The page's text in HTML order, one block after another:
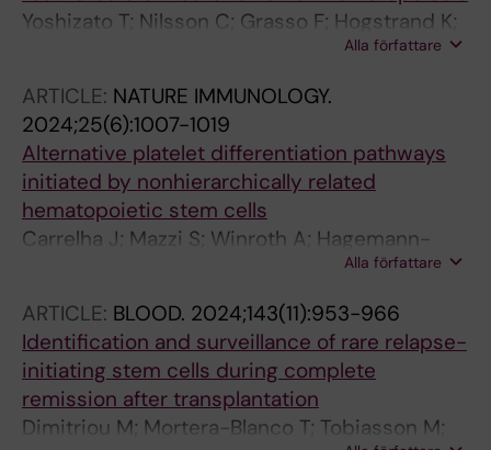
Yoshizato T; Nilsson C; Grasso F; Hogstrand K;
Mazzi S; Winroth A; Lehander M; Barbosa I;
Widfeldt MH; Aliouat A; Brennan MS; Markljung
E; Hillen A; Chari E; Hellstrom-Lindberg E;
Kretzschmar WW; Woll PS; Jacobsen SEW
Alla författare
ARTICLE: NATURE IMMUNOLOGY.
2024;25(6):1007-1019
Alternative platelet differentiation pathways
initiated by nonhierarchically related
hematopoietic stem cells
Carrelha J; Mazzi S; Winroth A; Hagemann-
Jensen M; Ziegenhain C; Hogstrand K; Seki M;
Brennan MS; Lehander M; Wu B; Meng Y;
Markljung E; Norfo R; Ishida H; Stralin KB;
Grasso F; Karali CS; Aliouat A; Hillen A; Chari E;
Siletti K; Thongjuea S; Mead AJ; Linnarsson S;
Nerlov C; Sandberg R; Yoshizato T; Woll PS;
Jacobsen SEW
Alla författare
ARTICLE: BLOOD. 2024;143(11):953-966
Identification and surveillance of rare relapse-
initiating stem cells during complete
remission after transplantation
Dimitriou M; Mortera-Blanco T; Tobiasson M;